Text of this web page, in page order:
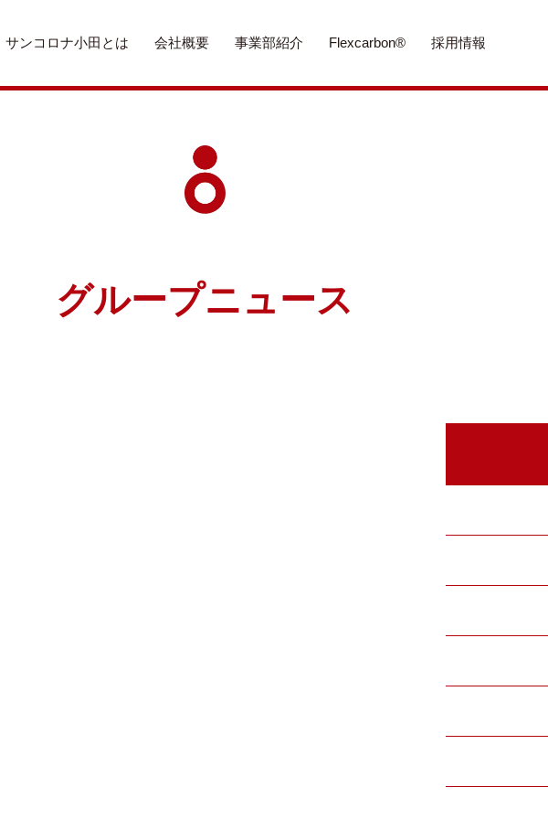
サンコロナ小田とは 会社概要 事業部紹介 Flexcarbon® 採用情報
グループニュース